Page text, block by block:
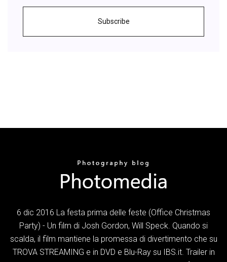
Subscribe
6 dic 2016 La festa prima delle feste (Office Christmas
Party) - Un film di Josh Gordon, Will Speck. Quando si
scalda, il film mantiene la promessa di divertimento che su
TROVA STREAMING e in DVD e Blu-Ray su IBS.it. Trailer in